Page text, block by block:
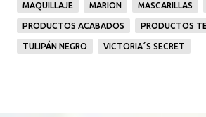
MAQUILLAJE MARION MASCARILLAS
PRODUCTOS ACABADOS PRODUCTOS
TULIPÁN NEGRO VICTORIA´S SECRET